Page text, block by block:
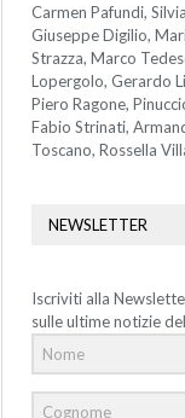
Carmen Pafundi,
Giuseppe Digilio,
Strazza, Marco
Lopergolo, Gerardo
Piero Ragone,
Fabio Strinati,
Toscano, Rossella
NEWSLETTER
Iscriviti alla
sulle ultime notizie